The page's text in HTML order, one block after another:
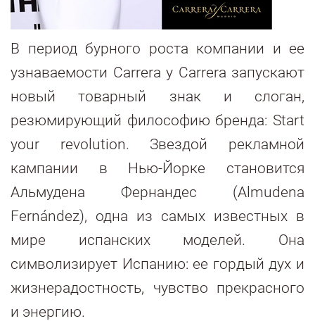
В период бурного роста компании и ее
узнаваемости Carrera y Carrera запускают
новый товарный знак и слоган,
резюмирующий философию бренда: Start
your revolution. Звездой рекламной
кампании в Нью-Йорке становится
Альмудена Фернандес (Almudena
Fernández), одна из самых известных в
мире испанских моделей. Она
символизирует Испанию: ее гордый дух и
жизнерадостность, чувство прекрасного
и энергию.